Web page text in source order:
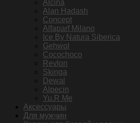
Alcina
Alan Hadash
Concept
Alfaparf Milano
Ice By Natura Siberica
Gehwol
Cocochoco
Revlon
Skinga
Dewal
Alpecin
Yu.R Me
Аксессуары
Для мужчин